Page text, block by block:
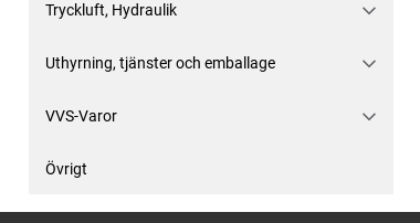
Tryckluft, Hydraulik
Uthyrning, tjänster och emballage
VVS-Varor
Övrigt